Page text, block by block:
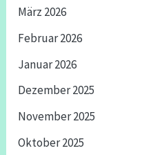
März 2026
Februar 2026
Januar 2026
Dezember 2025
November 2025
Oktober 2025